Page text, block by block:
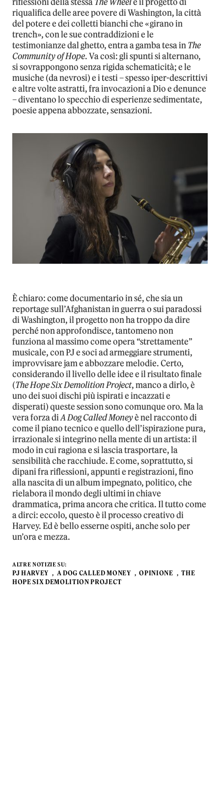
riqualifica delle aree povere di Washington, la città
del potere e dei colletti bianchi che «girano in
trench», con le sue contraddizioni e le
testimonianze dal ghetto, entra a gamba tesa inThe
Community of Hope. Va così: gli spunti si alternano,
si sovrappongono senza rigida schematicità; e le
musiche (da nevrosi) e i testi – spesso iper-descrittivi
e altre volte astratti, fra invocazioni a Dio e denunce
– diventano lo specchio di esperienze sedimentate,
poesie appena abbozzate, sensazioni.
È chiaro: come documentario in sé, che sia un
reportage sull’Afghanistan in guerra o sui paradossi
di Washington, il progetto non ha troppo da dire
perché non approfondisce, tantomeno non
funziona al massimo come opera “strettamente”
musicale, con PJ e soci ad armeggiare strumenti,
improvvisare jam e abbozzare melodie. Certo,
considerando il livello delle idee e il risultato finale
(The Hope Six Demolition Project, manco a dirlo, è
uno dei suoi dischi più ispirati e incazzati e
disperati) queste session sono comunque oro. Ma la
vera forza diA Dog Called Moneyè nel racconto di
come il piano tecnico e quello dell’ispirazione pura,
irrazionale si integrino nella mente di un artista: il
modo in cui ragiona e si lascia trasportare, la
sensibilità che racchiude. E come, soprattutto, si
dipani fra riflessioni, appunti e registrazioni, fino
alla nascita di un album impegnato, politico, che
rielabora il mondo degli ultimi in chiave
drammatica, prima ancora che critica. Il tutto come
a dirci: eccolo, questo è il processo creativo di
Harvey. Ed è bello esserne ospiti, anche solo per
un’ora e mezza.
ALTRE NOTIZIE SU:
PJ HARVEY A DOG CALLED MONEY OPINIONE
THE
HOPE SIX DEMOLITION PROJECT